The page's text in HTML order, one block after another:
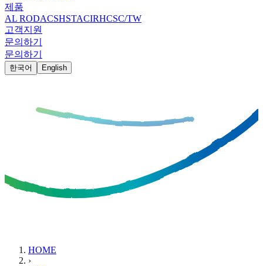
제품
AL RODACSHSTACIRHCSC/TW
고객지원
문의하기
문의하기
한국어 English
HOME
›